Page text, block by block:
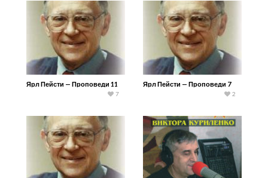
Ярл Пейсти — Проповеди 11
7
Ярл Пейсти — Проповеди 7
2